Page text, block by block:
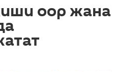
оор жана